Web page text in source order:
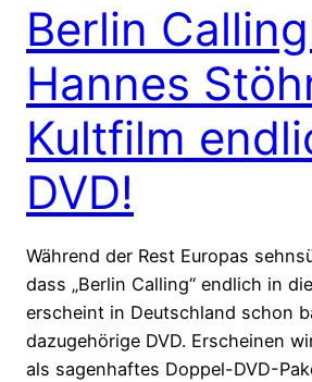
Berlin
Hannes
Kultfilm
DVD!
Während der Rest Europas
dass „Berlin Calling“ endlich in
erscheint in Deutschland schon
dazugehörige DVD. Erscheinen
als sagenhaftes Doppel-DVD-